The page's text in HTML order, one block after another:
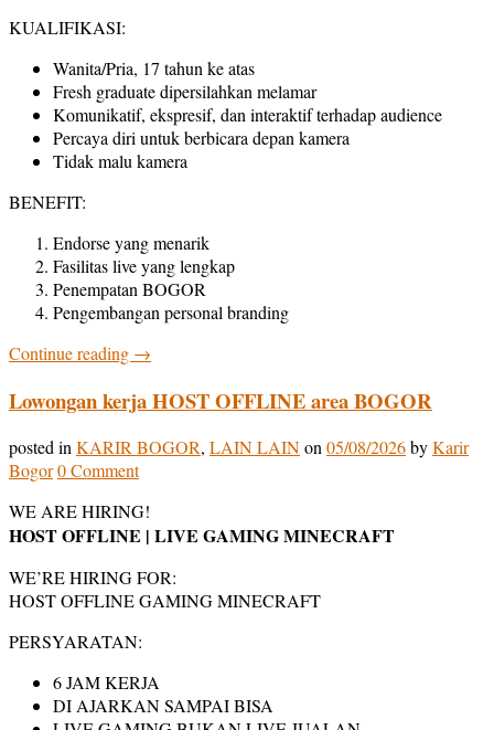
KUALIFIKASI:
Wanita/Pria, 17 tahun ke atas
Fresh graduate dipersilahkan melamar
Komunikatif, ekspresif, dan interaktif terhadap audience
Percaya diri untuk berbicara depan kamera
Tidak malu kamera
BENEFIT:
Endorse yang menarik
Fasilitas live yang lengkap
Penempatan BOGOR
Pengembangan personal branding
Continue reading →
Lowongan kerja HOST OFFLINE area BOGOR
posted inKARIR BOGOR, LAIN LAINon05/08/2026byKarir
Bogor0 Comment
WE ARE HIRING!
HOST OFFLINE | LIVE GAMING MINECRAFT
WE’RE HIRING FOR:
HOST OFFLINE GAMING MINECRAFT
PERSYARATAN:
6 JAM KERJA
DI AJARKAN SAMPAI BISA